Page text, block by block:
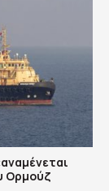
Ορμούζ